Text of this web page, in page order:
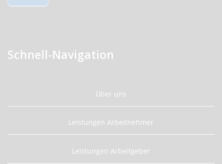
Schnell-Navigation
Über uns
Leistungen Arbeitnehmer
Leistungen Arbeitgeber